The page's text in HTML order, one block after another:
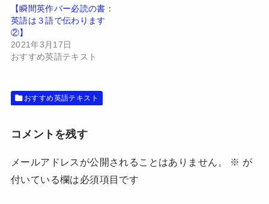
ン
ド
ウ
で
開
き
ま
す
だ
さ
い
し
い
ウ
ウ
で
開
す
【瞬間英作バー必読の書：
英語は３語で伝わります
②】
2021年3月17日
おすすめ英語テキスト
おすすめ英語テキスト
コメントを残す
メールアドレスが公開されることはありません。 ※ が
付いている欄は必須項目です